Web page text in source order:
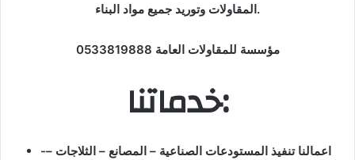
المقاولات وتوريد جميع مواد البناء.
مؤسسة للمقاولات العامة 0533819888
خدماتنا:
-اعمالنا تنفيذ المستودعات الصناعية – المصانع – الثلاجات –